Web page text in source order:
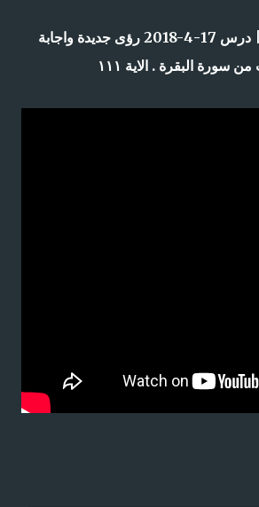
الشيخ خالد المغربي | درس 17-4-2018 رؤى جديدة واجابة
سورة البقرة . الاية ١١١